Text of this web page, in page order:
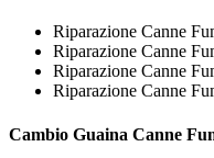
Riparazione Canne
Riparazione Canne
Riparazione Canne
Riparazione Canne
Cambio Guaina Canne